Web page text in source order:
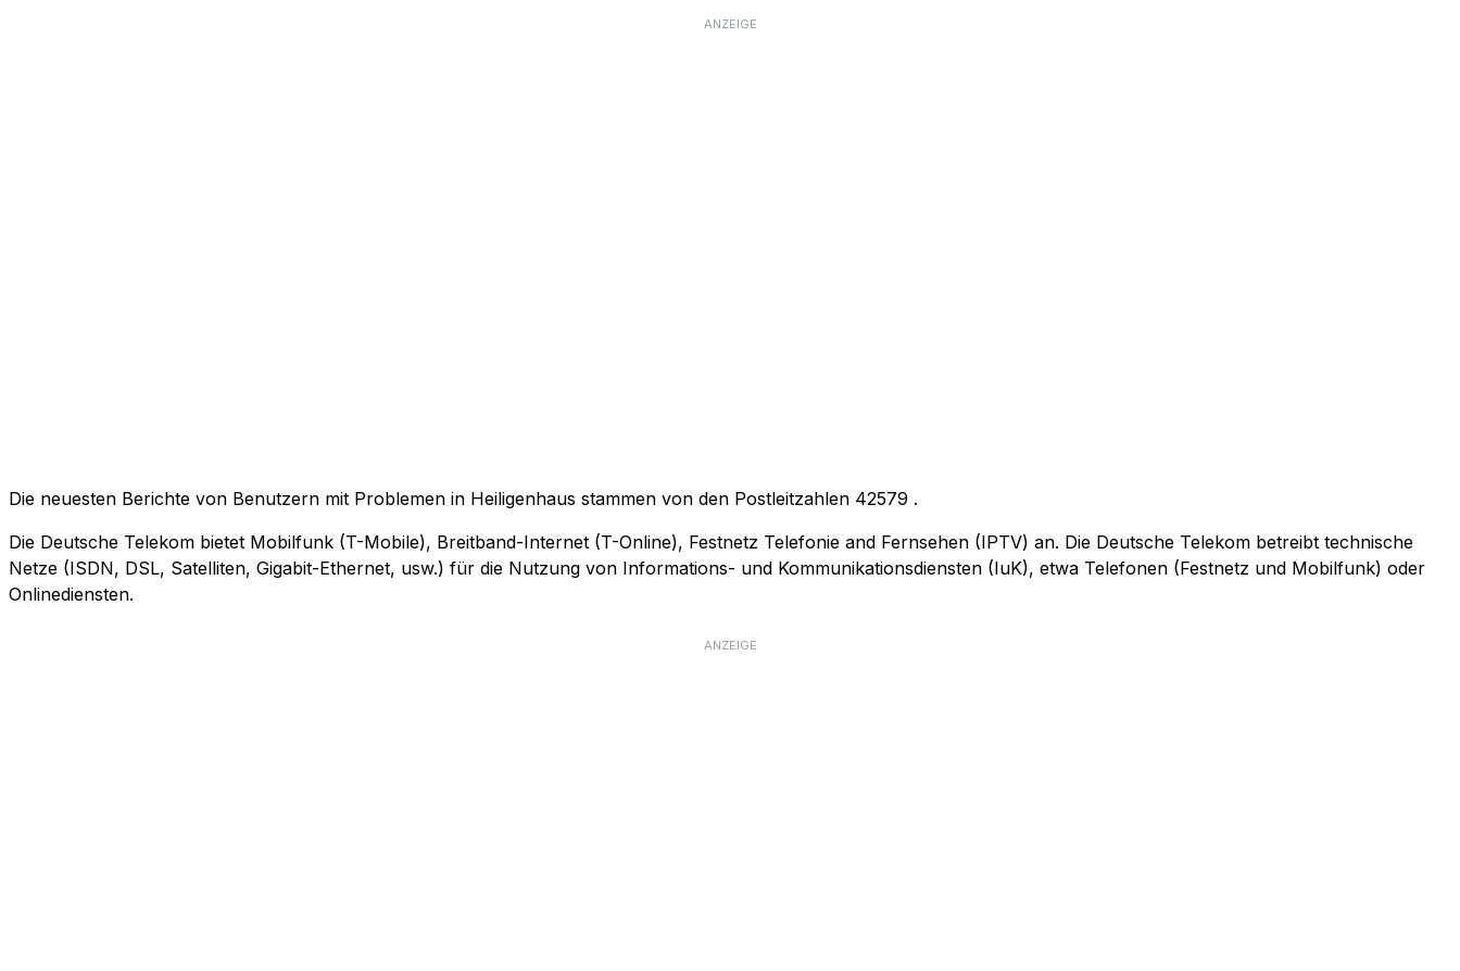
ANZEIGE
Die neuesten Berichte von Benutzern mit Problemen in Heiligenhaus stammen von den Postleitzahlen 42579 .
Die Deutsche Telekom bietet Mobilfunk (T-Mobile), Breitband-Internet (T-Online), Festnetz Telefonie and Fernsehen (IPTV) an. Die Deutsche Telekom betreibt technische
Netze (ISDN, DSL, Satelliten, Gigabit-Ethernet, usw.) für die Nutzung von Informations- und Kommunikationsdiensten (IuK), etwa Telefonen (Festnetz und Mobilfunk) oder
Onlinediensten.
ANZEIGE